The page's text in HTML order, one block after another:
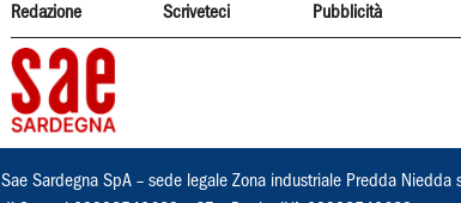
Redazione Scriveteci Pubblicità
Sae Sardegna SpA – sede legale Zona industriale Predda